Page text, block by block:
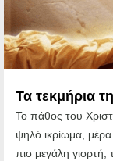
Τα τεκμήρια
Το πάθος του
ψηλό ικρίωμα,
πιο μεγάλη γιορτή,